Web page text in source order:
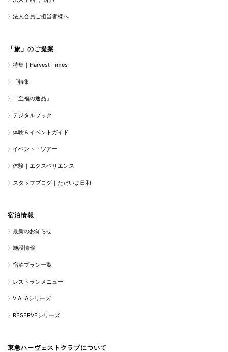
法人会員ご担当者様へ
「旅」のご提案
特集｜Harvest Times
「特集」
「至福の逸品」
デジタルブック
体験＆イベントガイド
イベント・ツアー
体験｜エクスペリエンス
スタッフブログ｜ただいま日和
宿泊情報
最新のお知らせ
施設情報
宿泊プラン一覧
レストランメニュー
VIALAシリーズ
RESERVEシリーズ
東急ハーヴェストクラブについて